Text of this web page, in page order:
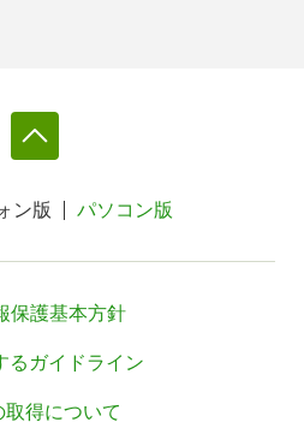
ン版 パソコン版
保護基本方針
るガイドライン
得について